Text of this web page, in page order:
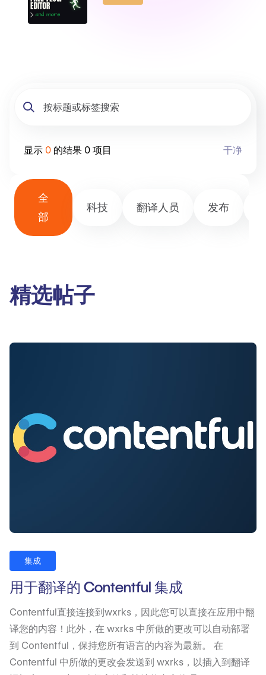
显示 0 的结果 0 项目 干净
全
部
科技 翻译人员 发布
精选帖子
集成
用于翻译的 Contentful 集成
Contentful直接连接到wxrks，因此您可以直接在应用中翻
译您的内容！此外，在 wxrks 中所做的更改可以自动部署
到 Contentful，保持您所有语言的内容为最新。 在
Contentful 中所做的更改会发送到 wxrks，以插入到翻译